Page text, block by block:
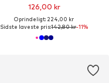
126,00 kr
Oprindeligt: 224,00 kr
Sidste laveste pris:142,80 kr-11%